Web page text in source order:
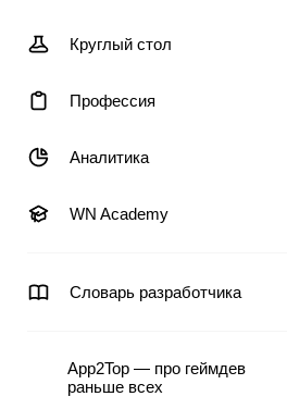
Круглый стол
Профессия
Аналитика
WN Academy
Словарь разработчика
App2Top — про геймдев
раньше всех